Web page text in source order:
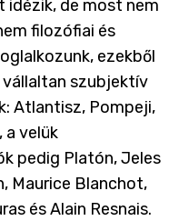
idézik, de most nem
filozófiai és
ezekből
vállaltan szubjektív
Atlantisz, Pompeji,
a velük
pedig Platón, Jeles
Maurice Blanchot,
és Alain Resnais.